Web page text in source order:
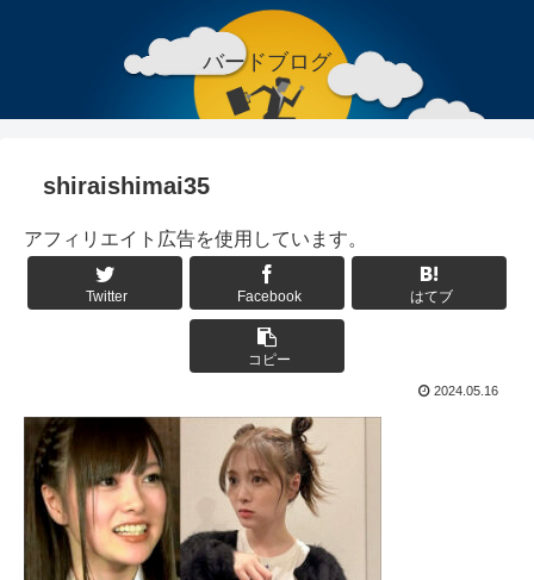
バードブログ
shiraishimai35
アフィリエイト広告を使用しています。
Twitter Facebook はてブ
コピー
2024.05.16